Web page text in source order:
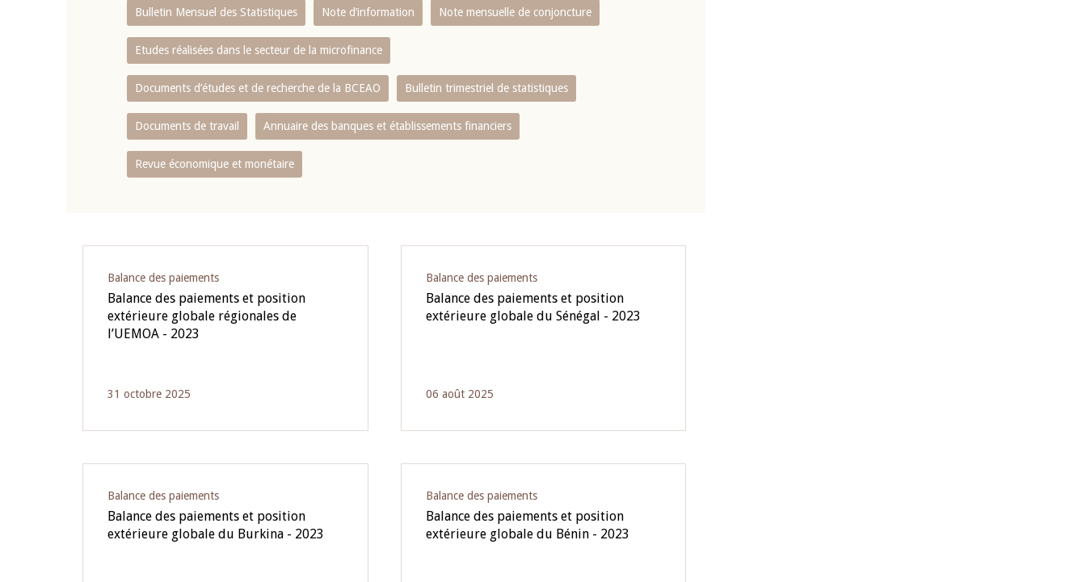
Bulletin Mensuel des Statistiques Note d’information Note mensuelle de conjoncture
Etudes réalisées dans le secteur de la microfinance
Documents d’études et de recherche de la BCEAO Bulletin trimestriel de statistiques
Documents de travail Annuaire des banques et établissements financiers
Revue économique et monétaire
Balance des paiements
Balance des paiements et position
extérieure globale régionales de
l’UEMOA - 2023
31 octobre 2025
Balance des paiements
Balance des paiements et position
extérieure globale du Sénégal - 2023
06 août 2025
Balance des paiements
Balance des paiements et position
extérieure globale du Burkina - 2023
Balance des paiements
Balance des paiements et position
extérieure globale du Bénin - 2023